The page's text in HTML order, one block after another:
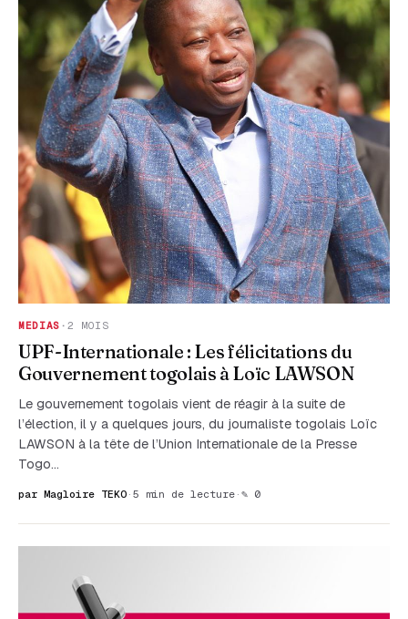
MEDIAS · 2 MOIS
UPF-Internationale : Les félicitations du
Gouvernement togolais à Loïc LAWSON
Le gouvernement togolais vient de réagir à la suite de
l’élection, il y a quelques jours, du journaliste togolais Loïc
LAWSON à la tête de l’Union Internationale de la Presse
Togo…
par Magloire TEKO · 5 min de lecture · ✎ 0